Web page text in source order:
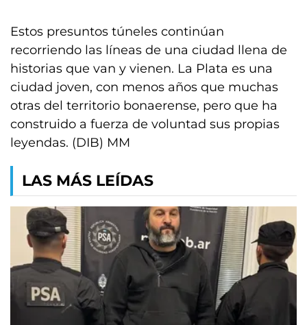
Estos presuntos túneles continúan
recorriendo las líneas de una ciudad llena de
historias que van y vienen. La Plata es una
ciudad joven, con menos años que muchas
otras del territorio bonaerense, pero que ha
construido a fuerza de voluntad sus propias
leyendas. (DIB) MM
LAS MÁS LEÍDAS